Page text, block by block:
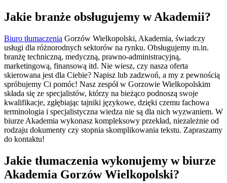
Jakie branże obsługujemy w Akademii?
Biuro tłumaczenia Gorzów Wielkopolski, Akademia, świadczy
usługi dla różnorodnych sektorów na rynku. Obsługujemy m.in.
branżę techniczną, medyczną, prawno-administracyjną,
marketingową, finansową itd. Nie wiesz, czy nasza oferta
skierowana jest dla Ciebie? Napisz lub zadzwoń, a my z pewnością
spróbujemy Ci pomóc! Nasz zespół w Gorzowie Wielkopolskim
składa się ze specjalistów, którzy na bieżąco podnoszą swoje
kwalifikacje, zgłębiając tajniki językowe, dzięki czemu fachowa
terminologia i specjalistyczna wiedza nie są dla nich wyzwaniem. W
biurze Akademia wykonasz kompleksowy przekład, niezależnie od
rodzaju dokumenty czy stopnia skomplikowania tekstu. Zapraszamy
do kontaktu!
Jakie tłumaczenia wykonujemy w biurze
Akademia Gorzów Wielkopolski?